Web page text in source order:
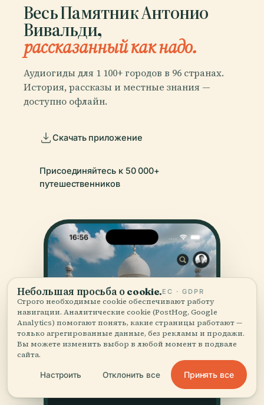
Весь Памятник Антонио
Вивальди,
рассказанный как надо.
Аудиогиды для 1 100+ городов в 96 странах.
История, рассказы и местные знания —
доступно офлайн.
Скачать приложение
Присоединяйтесь к 50 000+
путешественников
Небольшая просьба о cookie.ЕС · GDPR
Строго необходимые cookie обеспечивают работу
навигации. Аналитические cookie (PostHog, Google
Analytics) помогают понять, какие страницы работают —
только агрегированные данные, без рекламы и продажи.
Вы можете изменить выбор в любой момент в подвале
сайта.
Настроить Отклонить все Принять все